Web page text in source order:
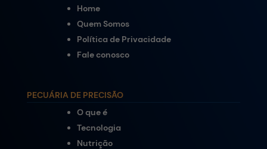
Home
Quem Somos
Política de Privacidade
Fale conosco
PECUÁRIA DE PRECISÃO
O que é
Tecnologia
Nutrição